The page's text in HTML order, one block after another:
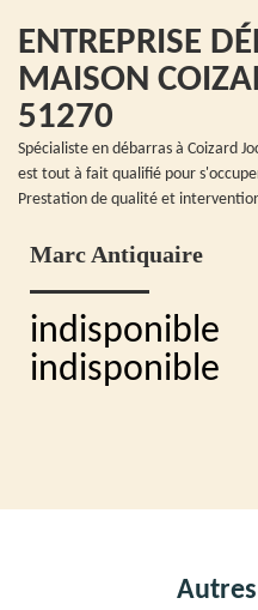
ENTREPRISE
MAISON
51270
Spécialiste en débarras à Coizard
est tout à fait qualifié pour
Prestation de qualité et
Marc Antiquaire
indisponible
indisponible